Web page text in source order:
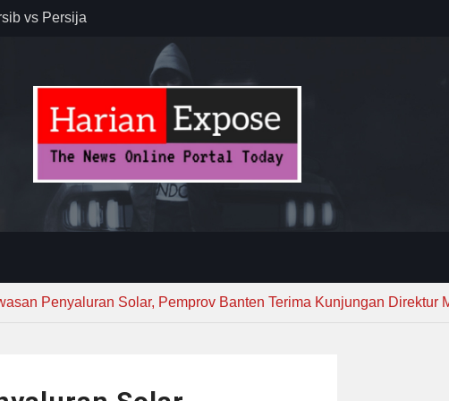
vs Persija
– Banjar
MUI ke
Penyaluran Solar, Pemprov Banten Terima Kunjungan Direktur